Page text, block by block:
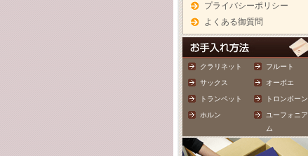
プライバシーポリシー
よくある御質問
クラリネット フルート
サックス オーボエ
トランペット トロンボーン
ホルン
ユーフォニア
ム